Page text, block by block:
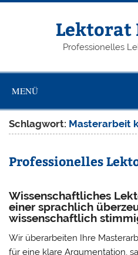
Zum
Lektorat
Professionelles
MENÜ
Schlagwort: Masterarbeit
Professionelles
Wissenschaftliches
einer sprachlich
wissenschaftlich
Wir überarbeiten Ihre
für eine klare Argumentation,